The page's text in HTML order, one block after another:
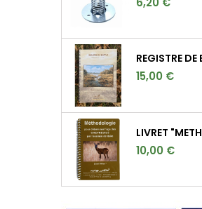
REGISTRE DE
15,00 €
10,00 €